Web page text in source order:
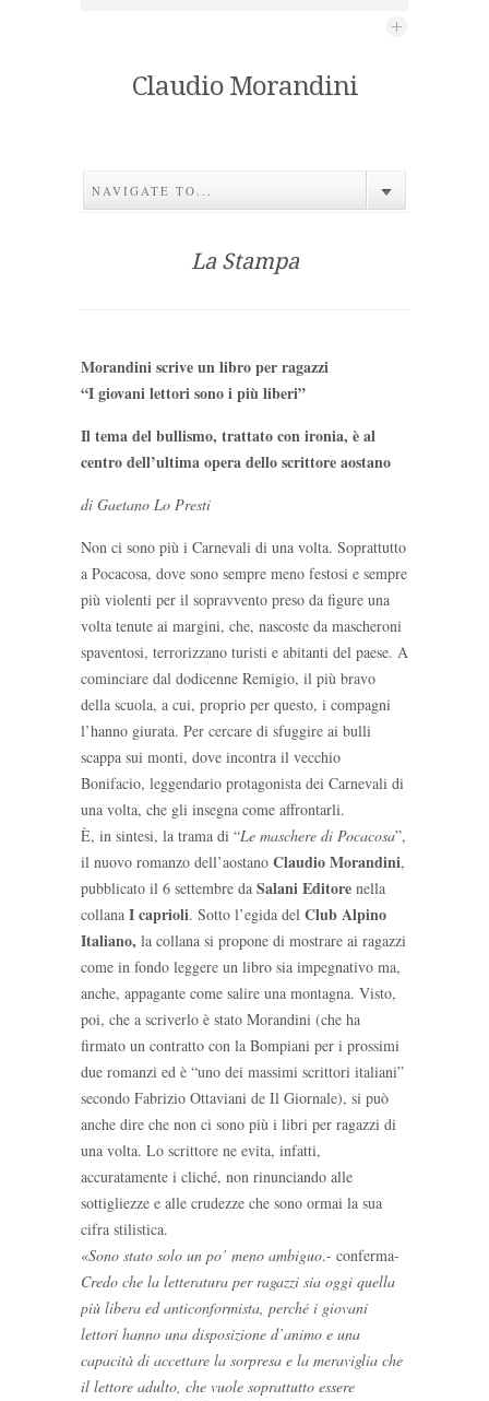
Claudio Morandini
NAVIGATE TO...
La Stampa
Morandini scrive un libro per ragazzi
“I giovani lettori sono i più liberi”
Il tema del bullismo, trattato con ironia, è al
centro dell’ultima opera dello scrittore aostano
di Gaetano Lo Presti
Non ci sono più i Carnevali di una volta. Soprattutto
a Pocacosa, dove sono sempre meno festosi e sempre
più violenti per il sopravvento preso da figure una
volta tenute ai margini, che, nascoste da mascheroni
spaventosi, terrorizzano turisti e abitanti del paese. A
cominciare dal dodicenne Remigio, il più bravo
della scuola, a cui, proprio per questo, i compagni
l’hanno giurata. Per cercare di sfuggire ai bulli
scappa sui monti, dove incontra il vecchio
Bonifacio, leggendario protagonista dei Carnevali di
una volta, che gli insegna come affrontarli.
È, in sintesi, la trama di “Le maschere di Pocacosa”,
il nuovo romanzo dell’aostano Claudio Morandini,
pubblicato il 6 settembre da Salani Editore nella
collana I caprioli. Sotto l’egida del Club Alpino
Italiano, la collana si propone di mostrare ai ragazzi
come in fondo leggere un libro sia impegnativo ma,
anche, appagante come salire una montagna. Visto,
poi, che a scriverlo è stato Morandini (che ha
firmato un contratto con la Bompiani per i prossimi
due romanzi ed è “uno dei massimi scrittori italiani”
secondo Fabrizio Ottaviani de Il Giornale), si può
anche dire che non ci sono più i libri per ragazzi di
una volta. Lo scrittore ne evita, infatti,
accuratamente i cliché, non rinunciando alle
sottigliezze e alle crudezze che sono ormai la sua
cifra stilistica.
«Sono stato solo un po’ meno ambiguo.- conferma-
Credo che la letteratura per ragazzi sia oggi quella
più libera ed anticonformista, perché i giovani
lettori hanno una disposizione d’animo e una
capacità di accettare la sorpresa e la meraviglia che
il lettore adulto, che vuole soprattutto essere